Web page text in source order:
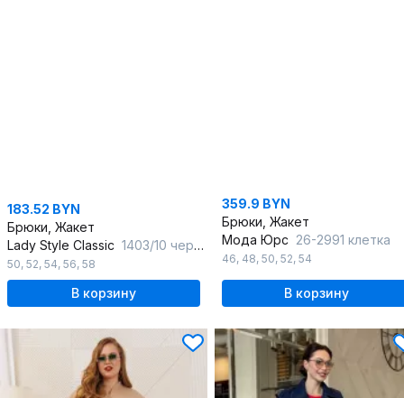
183.52 BYN
Брюки, Жакет
Lady Style Classic 1403/10 черный_с_фиолетовым
50, 52, 54, 56, 58
В корзину
359.9 BYN
Брюки, Жакет
Мода Юрс 26-2991 клетка
46, 48, 50, 52, 54
В корзину